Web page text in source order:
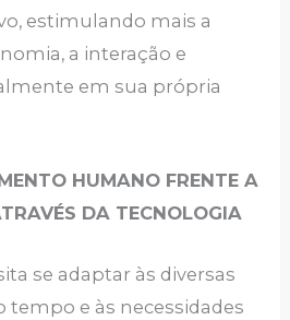
estimulando mais a
a interação e
em sua própria
HUMANO FRENTE A
DA TECNOLOGIA
se adaptar às diversas
e às necessidades